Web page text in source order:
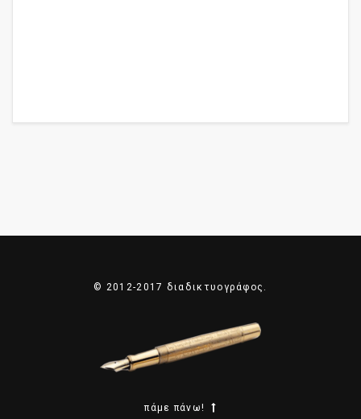
© 2012-2017 διαδικτυογράφος.
πάμε πάνω!